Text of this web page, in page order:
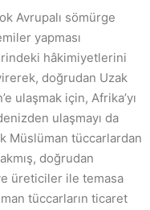
Avrupalı sömürge
yapması
hâkimiyetlerini
doğrudan Uzak
ulaşmak için, Afrika’yı
ulaşmayı da
Müslüman tüccarlardan
doğrudan
üreticiler ile temasa
tüccarların ticaret